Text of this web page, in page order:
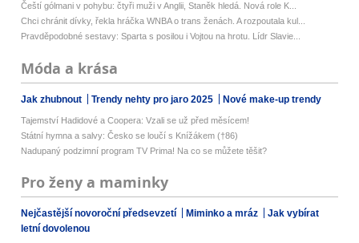
Čeští gólmani v pohybu: čtyři muži v Anglii, Staněk hledá. Nová role K...
Chci chránit dívky, řekla hráčka WNBA o trans ženách. A rozpoutala kul...
Pravděpodobné sestavy: Sparta s posilou i Vojtou na hrotu. Lídr Slavie...
Móda a krása
Jak zhubnout Trendy nehty pro jaro 2025 Nové make-up trendy
Tajemství Hadidové a Coopera: Vzali se už před měsícem!
Státní hymna a salvy: Česko se loučí s Knížákem (†86)
Nadupaný podzimní program TV Prima! Na co se můžete těšit?
Pro ženy a maminky
Nejčastější novoroční předsevzetí Miminko a mráz
Jak vybírat
letní dovolenou